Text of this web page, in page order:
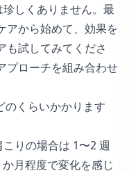
しくありません。最
アから始めて、効果を
も試してみてくださ
プローチを組み合わせ
のくらいかかります
りの場合は 1〜2 週
月程度で変化を感じ